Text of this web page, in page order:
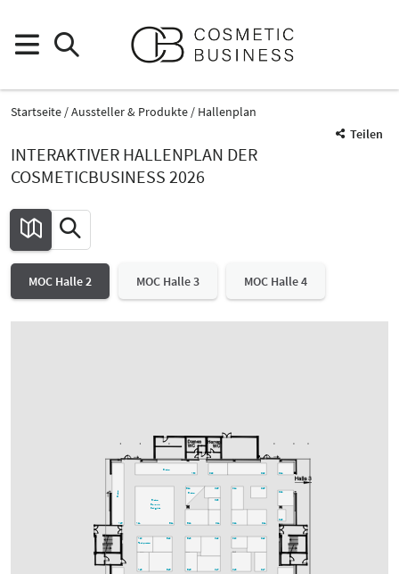
Startseite Aussteller & Produkte
Hallenplan
Teilen
INTERAKTIVER HALLENPLAN DER
COSMETICBUSINESS 2026
MOC Halle 2 MOC Halle 3 MOC Halle 4
B24
Bistro
A25
Bistro
C17
D21
C18
C19
B16
B22
D17
C29
B15
B19 B18
D22
D25
D29
A18
D19
D24
D18
A20
Fachpresse
C21
C20
C25
A21 B21
Bavaria
Bistro
Delights
C22
A30
Bistro
C23
C24